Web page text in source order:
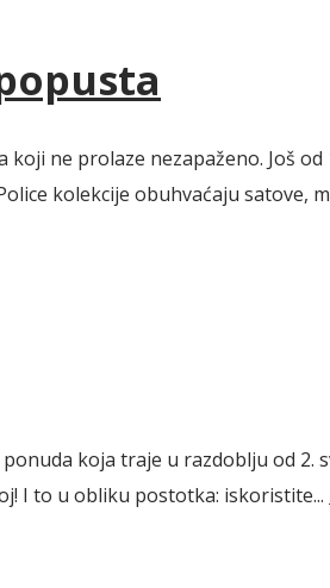
ne prolaze nezapaženo. Još
kolekcije obuhvaćaju satove,
koja traje u razdoblju od 2.
I to u obliku postotka: iskoristite...